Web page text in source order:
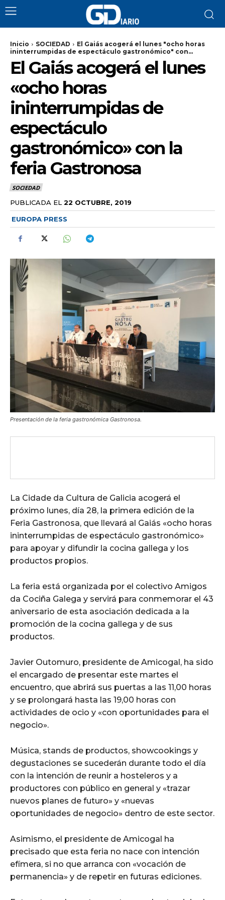
Inicio SOCIEDAD
El Gaiás acogerá el lunes "ocho horas
ininterrumpidas de espectáculo gastronómico" con...
El Gaiás acogerá el lunes
«ocho horas
ininterrumpidas de
espectáculo
gastronómico» con la
feria Gastronosa
SOCIEDAD
PUBLICADA EL 22 OCTUBRE, 2019
EUROPA PRESS
Presentación de la feria gastronómica Gastronosa.
La Cidade da Cultura de Galicia acogerá el
próximo lunes, día 28, la primera edición de la
Feria Gastronosa, que llevará al Gaiás «ocho horas
ininterrumpidas de espectáculo gastronómico»
para apoyar y difundir la cocina gallega y los
productos propios.
La feria está organizada por el colectivo Amigos
da Cociña Galega y servirá para conmemorar el 43
aniversario de esta asociación dedicada a la
promoción de la cocina gallega y de sus
productos.
Javier Outomuro, presidente de Amicogal, ha sido
el encargado de presentar este martes el
encuentro, que abrirá sus puertas a las 11,00 horas
y se prolongará hasta las 19,00 horas con
actividades de ocio y «con oportunidades para el
negocio».
Música, stands de productos, showcookings y
degustaciones se sucederán durante todo el día
con la intención de reunir a hosteleros y a
productores con público en general y «trazar
nuevos planes de futuro» y «nuevas
oportunidades de negocio» dentro de este sector.
Asimismo, el presidente de Amicogal ha
precisado que esta feria no nace con intención
efímera, si no que arranca con «vocación de
permanencia» y de repetir en futuras ediciones.